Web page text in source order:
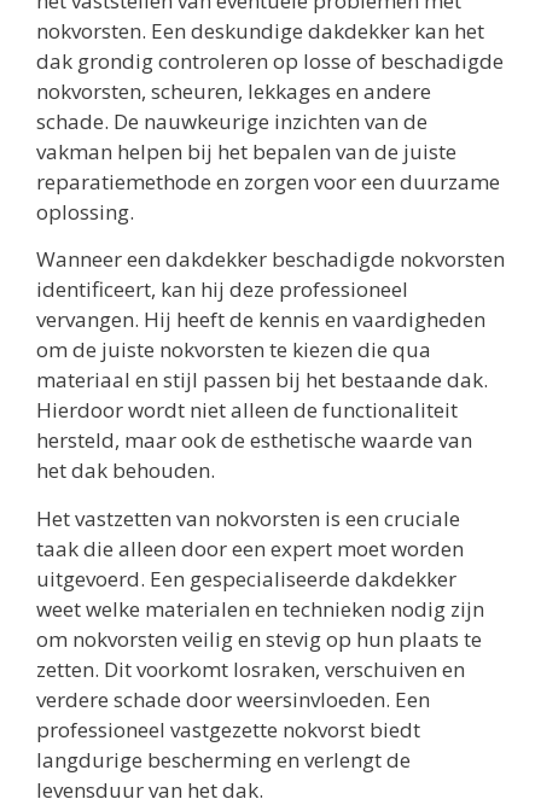
nokvorsten. Een deskundige dakdekker kan het
dak grondig controleren op losse of beschadigde
nokvorsten, scheuren, lekkages en andere
schade. De nauwkeurige inzichten van de
vakman helpen bij het bepalen van de juiste
reparatiemethode en zorgen voor een duurzame
oplossing.
Wanneer een dakdekker beschadigde nokvorsten
identificeert, kan hij deze professioneel
vervangen. Hij heeft de kennis en vaardigheden
om de juiste nokvorsten te kiezen die qua
materiaal en stijl passen bij het bestaande dak.
Hierdoor wordt niet alleen de functionaliteit
hersteld, maar ook de esthetische waarde van
het dak behouden.
Het vastzetten van nokvorsten is een cruciale
taak die alleen door een expert moet worden
uitgevoerd. Een gespecialiseerde dakdekker
weet welke materialen en technieken nodig zijn
om nokvorsten veilig en stevig op hun plaats te
zetten. Dit voorkomt losraken, verschuiven en
verdere schade door weersinvloeden. Een
professioneel vastgezette nokvorst biedt
langdurige bescherming en verlengt de
levensduur van het dak.